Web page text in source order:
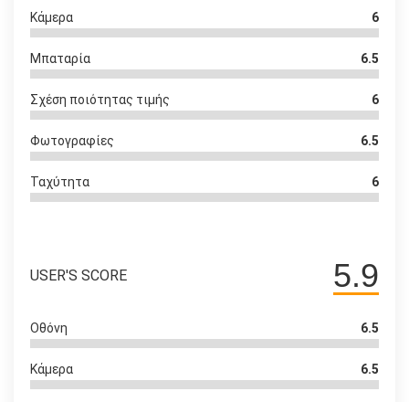
Κάμερα 6
Μπαταρία 6.5
Σχέση ποιότητας τιμής 6
Φωτογραφίες 6.5
Ταχύτητα 6
5.9
USER'S SCORE
Οθόνη 6.5
Κάμερα 6.5